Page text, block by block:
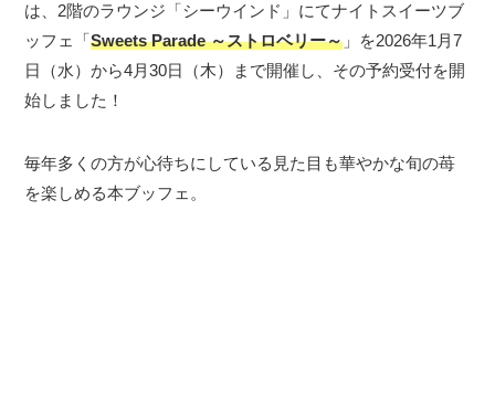
は、2階のラウンジ「シーウインド」にてナイトスイーツブ
ッフェ「Sweets Parade ～ストロベリー～ 」を2026年1月7
日（水）から4月30日（木）まで開催し、その予約受付を開
始しました！
毎年多くの方が心待ちにしている見た目も華やかな旬の苺
を楽しめる本ブッフェ。